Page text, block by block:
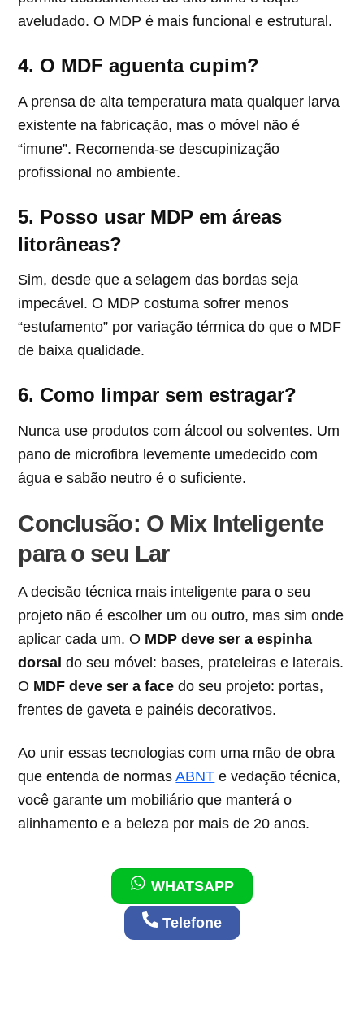
aveludado. O MDP é mais funcional e estrutural.
4. O MDF aguenta cupim?
A prensa de alta temperatura mata qualquer larva
existente na fabricação, mas o móvel não é
“imune”. Recomenda-se descupinização
profissional no ambiente.
5. Posso usar MDP em áreas
litorâneas?
Sim, desde que a selagem das bordas seja
impecável. O MDP costuma sofrer menos
“estufamento” por variação térmica do que o MDF
de baixa qualidade.
6. Como limpar sem estragar?
Nunca use produtos com álcool ou solventes. Um
pano de microfibra levemente umedecido com
água e sabão neutro é o suficiente.
Conclusão: O Mix Inteligente
para o seu Lar
A decisão técnica mais inteligente para o seu
projeto não é escolher um ou outro, mas sim onde
aplicar cada um. O MDP deve ser a espinha
dorsal do seu móvel: bases, prateleiras e laterais.
O MDF deve ser a face do seu projeto: portas,
frentes de gaveta e painéis decorativos.
Ao unir essas tecnologias com uma mão de obra
que entenda de normasABNT e vedação técnica,
você garante um mobiliário que manterá o
alinhamento e a beleza por mais de 20 anos.
WHATSAPP
Telefone